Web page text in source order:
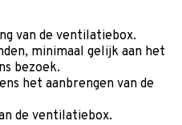
van de ventilatiebox.
minimaal gelijk aan het
bezoek.
het aanbrengen van de
de ventilatiebox.